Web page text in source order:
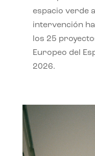
espacio verde
intervención
los 25
Europeo del
2026.